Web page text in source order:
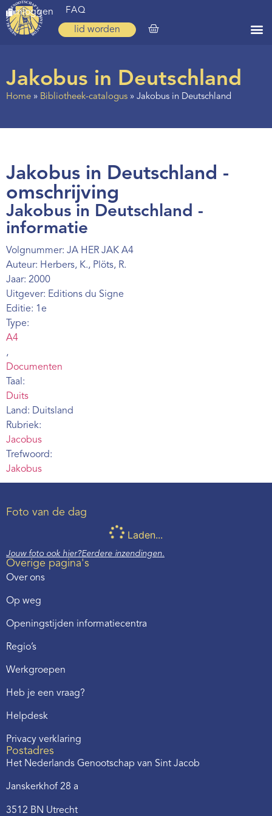
inloggen FAQ
lid worden
Zoeken
Ervaringen
Regio’s
Nieuws
Agenda
Webshop
Contact
Jakobus in Deutschland
Home » Bibliotheek-catalogus » Jakobus in Deutschland
Jakobus in Deutschland -
omschrijving
Jakobus in Deutschland -
informatie
Volgnummer: JA HER JAK A4
Auteur: Herbers, K., Plöts, R.
Jaar: 2000
Uitgever: Editions du Signe
Editie: 1e
Type:
A4
,
Documenten
Taal:
Duits
Land: Duitsland
Rubriek:
Jacobus
Trefwoord:
Jakobus
Foto van de dag
Laden...
Jouw foto ook hier?Eerdere inzendingen.
Overige pagina's
Over ons
Op weg
Openingstijden informatiecentra
Regio’s
Werkgroepen
Heb je een vraag?
Helpdesk
Privacy verklaring
Postadres
Het Nederlands Genootschap van Sint Jacob
Janskerkhof 28 a
3512 BN Utrecht